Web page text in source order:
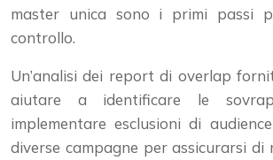
master unica sono i primi passi
controllo.
Un’analisi dei report di overlap
aiutare a identificare le
implementare esclusioni di
diverse campagne per assicurarsi di